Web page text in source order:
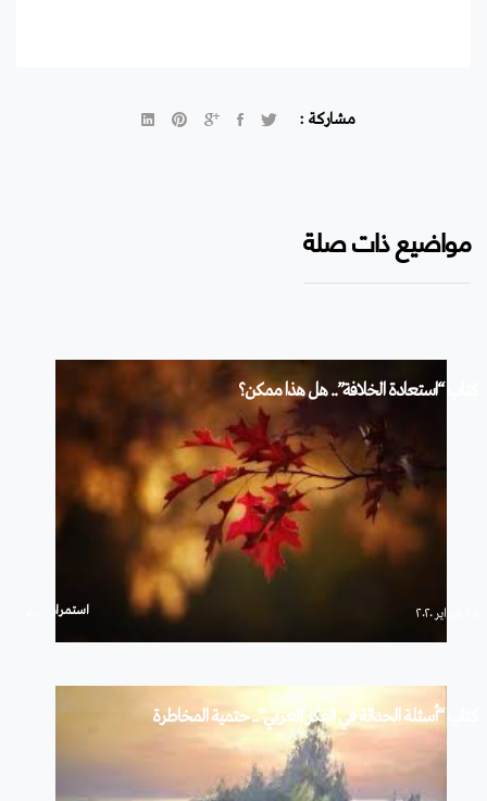
مشاركة :
مواضيع ذات صلة
كتاب “استعادة الخلافة”.. هل هذا ممكن؟
استمرار
كتاب “أسئلة الحداثة في الفكر العربي”.. حتمية المخاطرة